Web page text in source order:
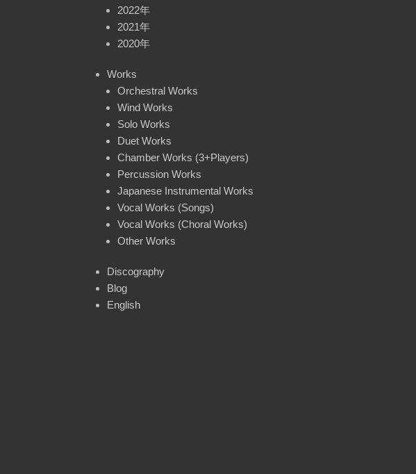
2022年
2021年
2020年
Works
Orchestral Works
Wind Works
Solo Works
Duet Works
Chamber Works (3+Players)
Percussion Works
Japanese Instrumental Works
Vocal Works (Songs)
Vocal Works (Choral Works)
Other Works
Discography
Blog
English